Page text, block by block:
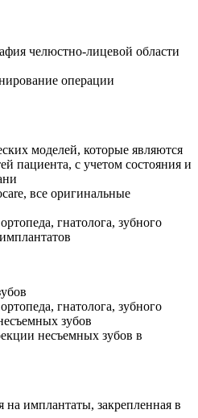
челюстно-лицевой области
операции
моделей, которые являются
пациента, с учетом состояния и
все оригинальные
гнатолога, зубного
гнатолога, зубного
зубов
несъемных зубов в
на имплантаты, закрепленная в